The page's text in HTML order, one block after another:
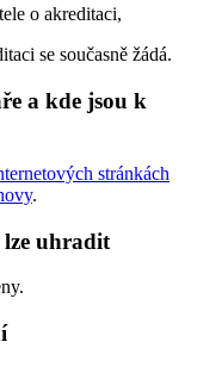
o akreditaci,
se současně žádá.
a kde jsou k
stránkách
.
uhradit